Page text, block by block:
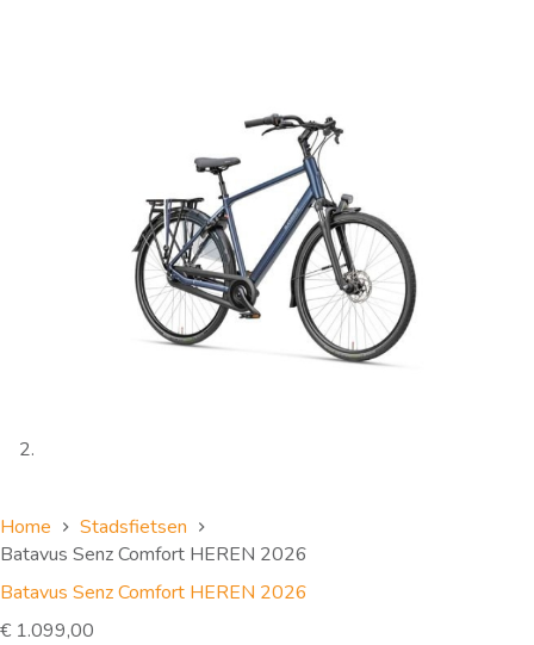
Home
Stadsfietsen
Batavus Senz Comfort HEREN 2026
Batavus Senz Comfort HEREN 2026
€ 1.099,00